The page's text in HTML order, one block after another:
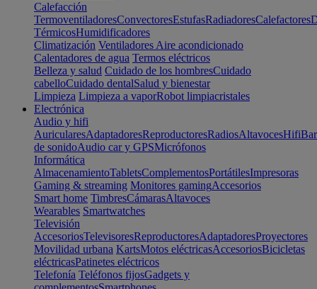
Calefacción
TermoventiladoresConvectoresEstufasRadiadoresCalefactores
TérmicosHumidificadores
Climatización Ventiladores Aire acondicionado
Calentadores de agua Termos eléctricos
Belleza y salud Cuidado de los hombresCuidado
cabelloCuidado dentalSalud y bienestar
Limpieza Limpieza a vaporRobot limpiacristales
Electrónica
Audio y hifi
AuricularesAdaptadoresReproductoresRadiosAltavocesHifi
de sonidoAudio car y GPSMicrófonos
Informática
AlmacenamientoTabletsComplementosPortátilesImpresoras
Gaming & streaming Monitores gamingAccesorios
Smart home TimbresCámarasAltavoces
Wearables Smartwatches
Televisión
AccesoriosTelevisoresReproductoresAdaptadoresProyectores
Movilidad urbana KartsMotos eléctricasAccesoriosBicicletas
eléctricasPatinetes eléctricos
Telefonía Teléfonos fijosGadgets y